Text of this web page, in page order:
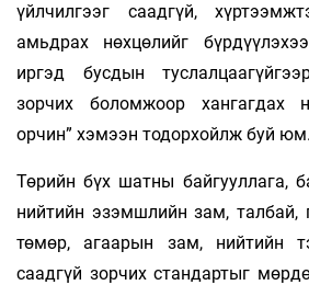
үйлчилгээг саадгүй,
амьдрах нөхцөлийг
иргэд бусдын
зорчих боломжоор хангагдах
орчин” хэмээн тодорхойлж буй юм.
Төрийн бүх шатны байгууллага,
нийтийн эзэмшлийн зам, талбай,
төмөр, агаарын зам, нийтийн
саадгүй зорчих стандартыг